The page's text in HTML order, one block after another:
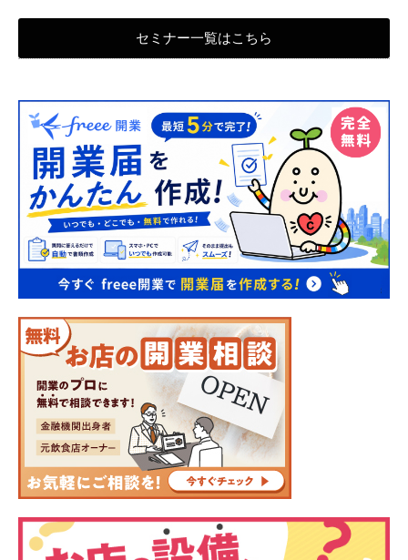
セミナー一覧はこちら